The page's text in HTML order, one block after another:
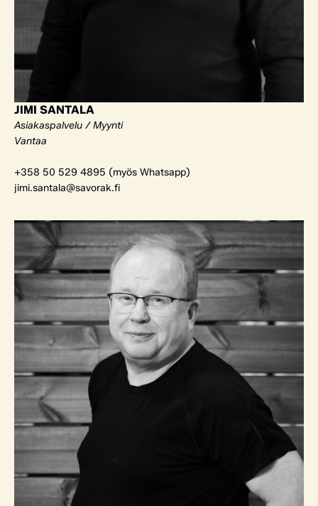
JIMI SANTALA
Asiakaspalvelu / Myynti
Vantaa
+358 50 529 4895 (myös Whatsapp)
jimi.santala@savorak.fi